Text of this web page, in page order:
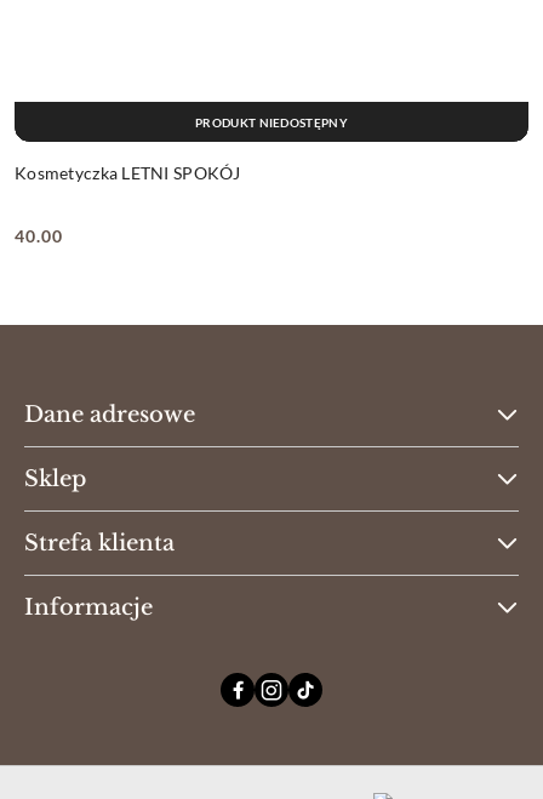
Kosmetyczka LETNI SPOKÓJ
Cena:
40.00
PRODUKT NIEDOSTĘPNY
Dane adresowe
Sklep
Strefa klienta
Informacje